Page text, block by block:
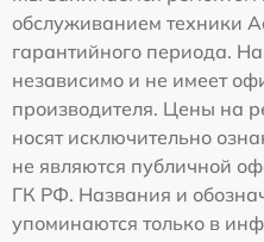
обслуживанием техники
гарантийного периода.
независимо и не имеет
производителя. Цены на
носят исключительно
не являются публичной
ГК РФ. Названия и
упоминаются только в